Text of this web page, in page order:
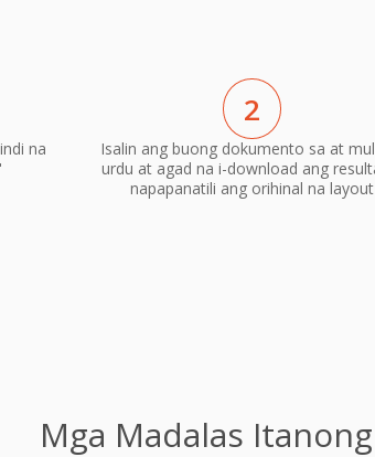
na
2
Isalin ang buong dokumento sa at
urdu at agad na i-download ang
napapanatili ang orihinal na layout
Mga Madalas Itanong